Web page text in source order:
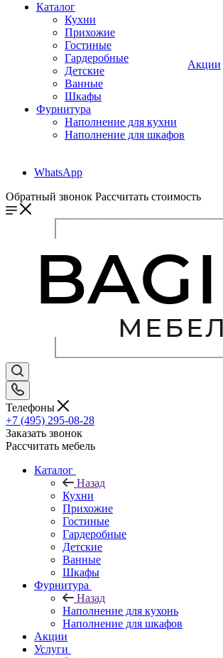
Каталог
Кухни
Прихожие
Гостиные
Гардеробные
Детские
Ванные
Шкафы
Фурнитура
Наполнение для кухни
Наполнение для шкафов
Акции
WhatsApp
Обратный звонок Рассчитать стоимость
Телефоны
+7 (495) 295-08-28
Заказать звонок
Рассчитать мебель
Каталог
Назад
Кухни
Прихожие
Гостиные
Гардеробные
Детские
Ванные
Шкафы
Фурнитура
Назад
Наполнение для кухонь
Наполнение для шкафов
Акции
Услуги